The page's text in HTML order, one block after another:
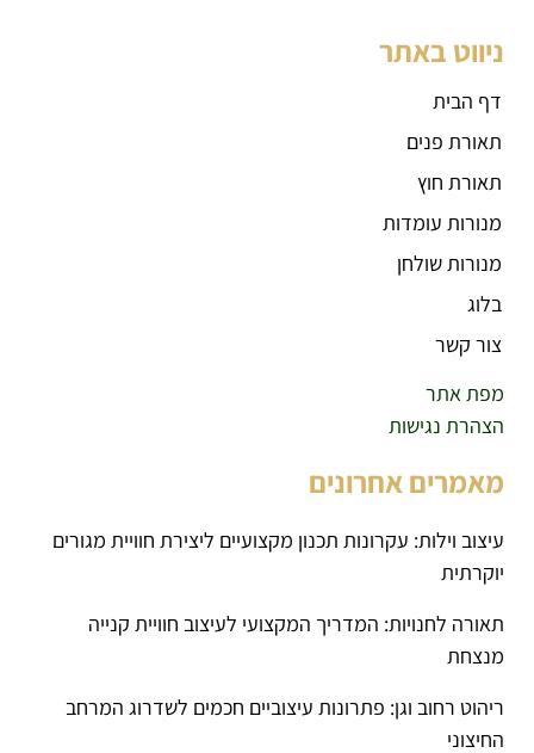
ניווט באתר
דף הבית
תאורת פנים
תאורת חוץ
מנורות עומדות
מנורות שולחן
בלוג
צור קשר
מפת אתר
הצהרת נגישות
מאמרים אחרונים
עיצוב וילות: עקרונות תכנון מקצועיים ליצירת חוויית מגורים
יוקרתית
תאורה לחנויות: המדריך המקצועי לעיצוב חוויית קנייה
מנצחת
ריהוט רחוב וגן: פתרונות עיצוביים חכמים לשדרוג המרחב
החיצוני